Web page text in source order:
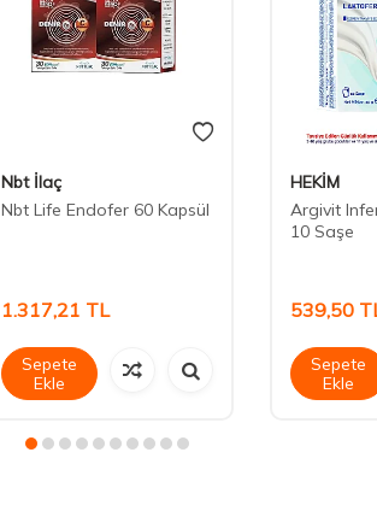
Nbt İlaç
Nbt Life Endofer 60 Kapsül
1.317,21 TL
Sepete
Ekle
HEKİM
Argivit
10 Saşe
539,50
Sepete
Ekle